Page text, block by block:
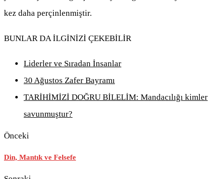
kez daha perçinlenmiştir.
BUNLAR DA İLGİNİZİ ÇEKEBİLİR
Liderler ve Sıradan İnsanlar
30 Ağustos Zafer Bayramı
TARİHİMİZİ DOĞRU BİLELİM: Mandacılığı kimler
savunmuştur?
Önceki
Din, Mantık ve Felsefe